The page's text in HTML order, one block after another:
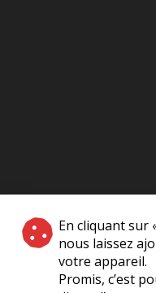
En cliquant sur
nous laissez
votre appareil.
Promis, c’est
NOS